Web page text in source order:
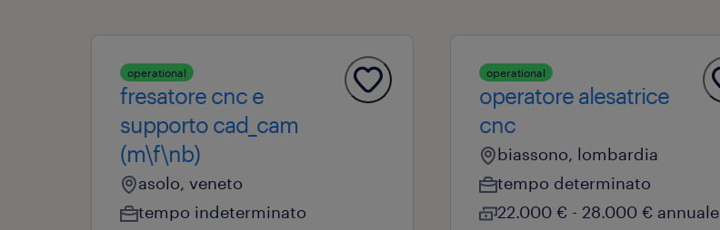
operational
fresatore cnc e
supporto cad_cam
(m\f\nb)
asolo, veneto
tempo indeterminato
operational
operatore alesatrice
cnc
biassono, lombardia
tempo determinato
22.000 € - 28.000 € annuale